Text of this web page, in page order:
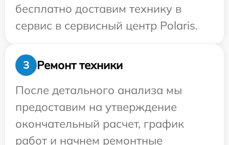
бесплатно доставим технику в
сервис в сервисный центр Polaris.
3
Ремонт техники
После детального анализа мы
предоставим на утверждение
окончательный расчет, график
работ и начнем ремонтные